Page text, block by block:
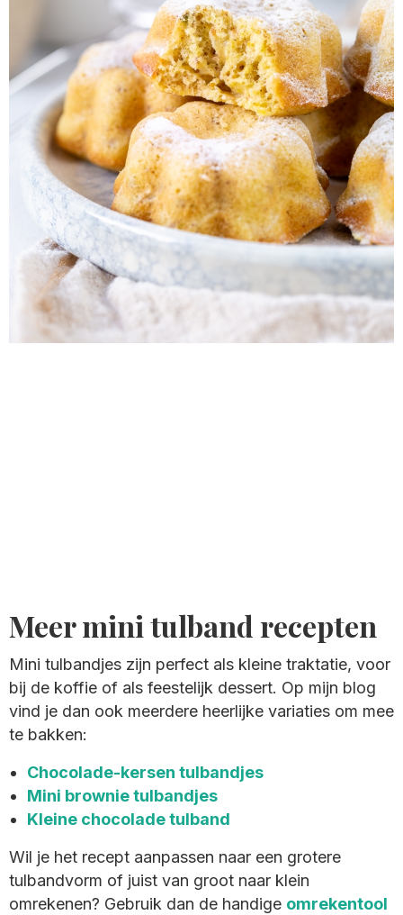
Meer mini tulband recepten
Mini tulbandjes zijn perfect als kleine traktatie, voor
bij de koffie of als feestelijk dessert. Op mijn blog
vind je dan ook meerdere heerlijke variaties om mee
te bakken:
Chocolade-kersen tulbandjes
Mini brownie tulbandjes
Kleine chocolade tulband
Wil je het recept aanpassen naar een grotere
tulbandvorm of juist van groot naar klein
omrekenen? Gebruik dan de handige omrekentool